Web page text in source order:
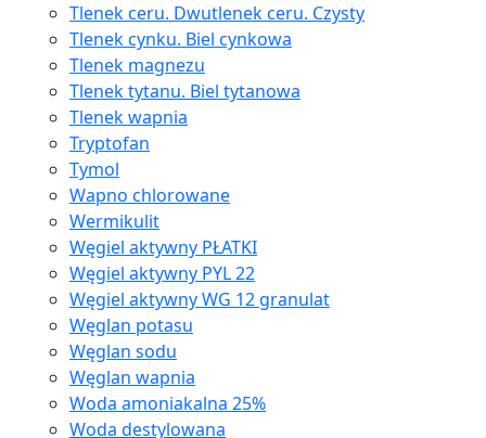
Tlenek ceru. Dwutlenek ceru. Czysty
Tlenek cynku. Biel cynkowa
Tlenek magnezu
Tlenek tytanu. Biel tytanowa
Tlenek wapnia
Tryptofan
Tymol
Wapno chlorowane
Wermikulit
Węgiel aktywny PŁATKI
Węgiel aktywny PYL 22
Węgiel aktywny WG 12 granulat
Węglan potasu
Węglan sodu
Węglan wapnia
Woda amoniakalna 25%
Woda destylowana